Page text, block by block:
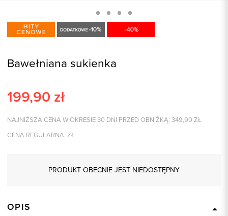
Bawełniana sukienka
199,90 zł
NAJNIŻSZA CENA W OKRESIE 30 DNI PRZED OBNIŻKĄ: 349,90 ZŁ
CENA REGULARNA: ZŁ
PRODUKT OBECNIE JEST NIEDOSTĘPNY
OPIS